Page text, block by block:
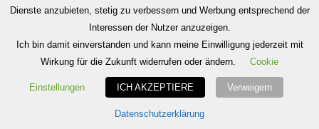
Dienste anzubieten, stetig zu verbessern und Werbung entsprechend der
Interessen der Nutzer anzuzeigen.
Ich bin damit einverstanden und kann meine Einwilligung jederzeit mit
Wirkung für die Zukunft widerrufen oder ändern.
Cookie
Einstellungen ICH AKZEPTIERE Verweigern
Datenschutzerklärung